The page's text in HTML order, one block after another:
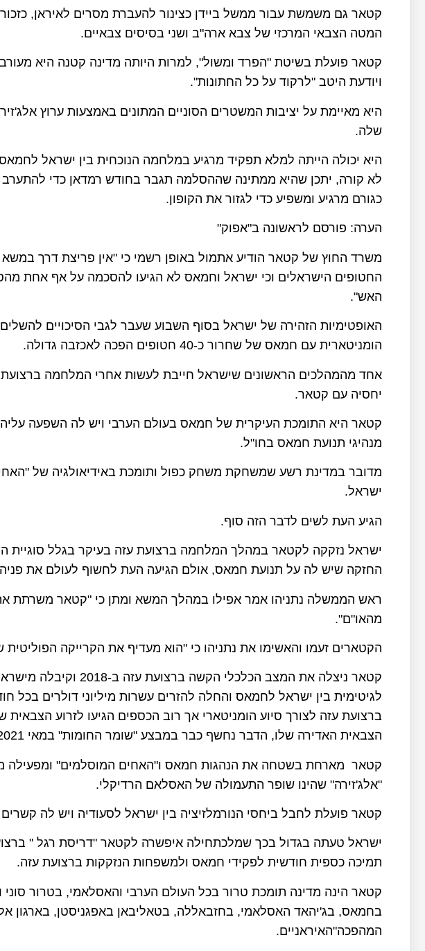
קטאר גם משמשת עבור ממשל ביידן כצינור להעברת מסרים לאיראן,
המטה הצבאי המרכזי של צבא ארה"ב ושני בסיסים צבאיים.
קטאר פועלת בשיטת "הפרד ומשול", למרות היותה מדינה קטנה היא
ויודעת היטב "לרקוד על כל החתונות".
היא מאיימת על יציבות המשטרים הסוניים המתונים באמצעות ערוץ
שלה.
היא יכולה הייתה למלא תפקיד מרגיע במלחמה הנוכחית בין ישראל
לא קורה, יתכן שהיא ממתינה שההסלמה תגבר בחודש רמדאן כדי להתערב
כגורם מרגיע ומשפיע כדי לגזור את הקופון.
הערה: פורסם לראשונה ב"אפוק"
משרד החוץ של קטאר הודיע אתמול באופן רשמי כי "אין פריצת דרך
החטופים הישראלים וכי ישראל וחמאס לא הגיעו להסכמה על אף אחת
האש".
האופטימיות הזהירה של ישראל בסוף השבוע שעבר לגבי הסיכויים
הומניטארית עם חמאס של שחרור כ-40 חטופים הפכה לאכזבה גדולה.
אחד מהמהלכים הראשונים שישראל חייבת לעשות אחרי המלחמה
יחסיה עם קטאר.
קטאר היא התומכת העיקרית של חמאס בעולם הערבי ויש לה השפעה
מנהיגי תנועת חמאס בחו"ל.
מדובר במדינת רשע שמשחקת משחק כפול ותומכת באידיאולגיה של
ישראל.
הגיע העת לשים לדבר הזה סוף.
ישראל נזקקה לקטאר במהלך המלחמה ברצועת עזה בעיקר בגלל סוגיית
החזקה שיש לה על תנועת חמאס, אולם הגיעה העת לחשוף לעולם את
ראש הממשלה נתניהו אמר אפילו במהלך המשא ומתן כי "קטאר משרתת
מהאו"ם".
הקטארים זעמו והאשימו את נתניהו כי "הוא מעדיף את הקרייקה
קטאר ניצלה את המצב הכלכלי
לגיטימית בין ישראל לחמאס והחלה להזרים עשרות מיליוני דולרים בכל
ברצועת עזה לצורך סיוע הומניטארי אך רוב הכספים הגיעו לזרוע
הצבאית האדירה שלו, הדבר נחשף כבר במבצע "שומר החומות" במאי 2021.
קטאר מארחת בשטחה את הנהגות חמאס ו"האחים המוסלמים" ומפעילה
"אלג'זירה" שהינו שופר התעמולה של האסלאם הרדיקלי.
קטאר פועלת לחבל ביחסי הנורמלזיציה בין ישראל לסעודיה ויש לה
ישראל טעתה בגדול בכך שמלכתחילה איפשרה לקטאר "דריסת רגל "
תמיכה כספית חודשית לפקידי חמאס ולמשפחות הנזקקות ברצועת עזה.
קטאר הינה מדינה תומכת טרור בכל העולם הערבי והאסלאמי, בטרור סוני
בחמאס, בג'יהאד האסלאמי, בחזבאללה, בטאליבאן באפגניסטן, בארגון
המהפכה"האיראניים.